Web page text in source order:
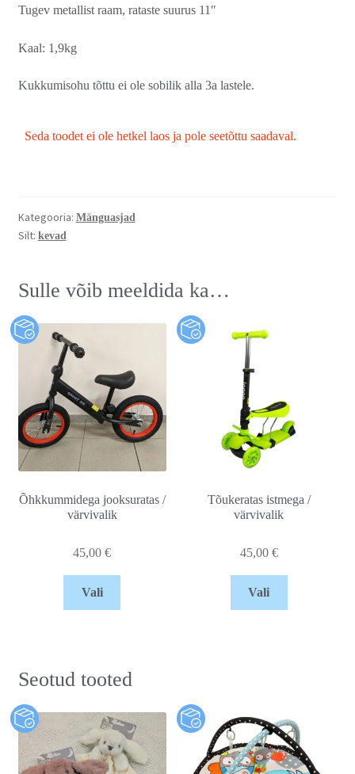
Tugev metallist raam, rataste suurus 11″
Kaal: 1,9kg
Kukkumisohu tõttu ei ole sobilik alla 3a lastele.
Seda toodet ei ole hetkel laos ja pole seetõttu saadaval.
Kategooria: Mänguasjad
Silt: kevad
Sulle võib meeldida ka…
Õhkkummidega jooksuratas /
värvivalik
45,00€
Vali
Tõukeratas istmega /
värvivalik
45,00 €
Vali
Seotud tooted